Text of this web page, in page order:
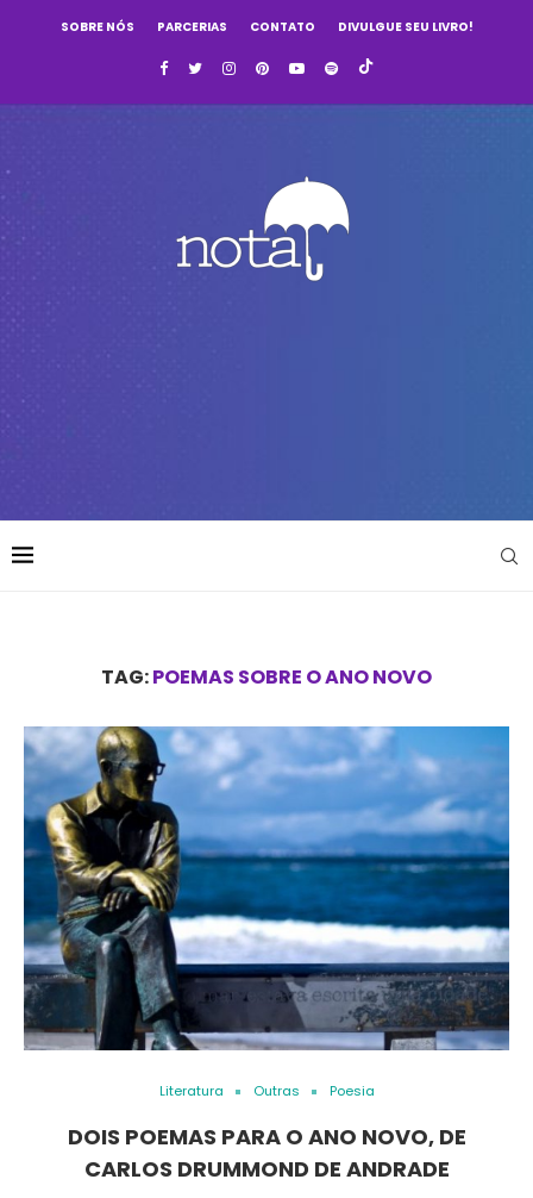
SOBRE NÓS PARCERIAS CONTATO DIVULGUE SEU LIVRO!
TAG:POEMAS SOBRE O ANO NOVO
Literatura Outras Poesia
DOIS POEMAS PARA O ANO NOVO, DE
CARLOS DRUMMOND DE ANDRADE